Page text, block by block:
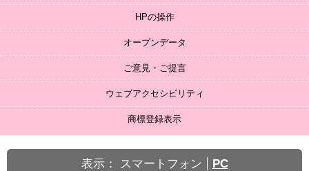
HPの操作
オープンデータ
ご意見・ご提言
ウェブアクセシビリティ
商標登録表示
表示： スマートフォン PC